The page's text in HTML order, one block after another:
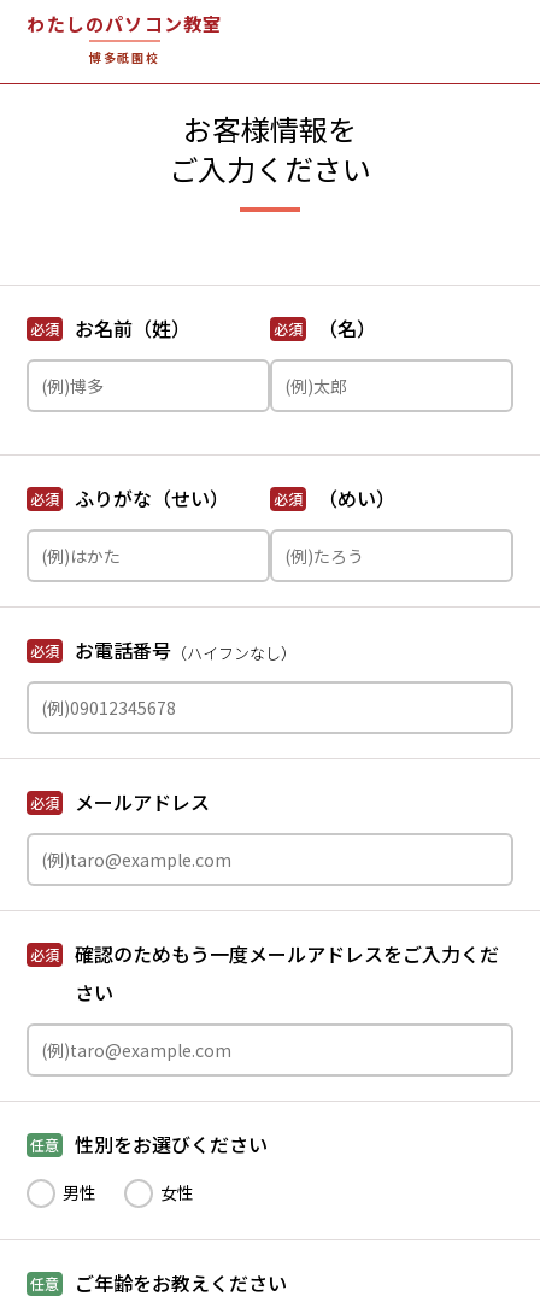
わたしのパソコン教室
博多祇園校
お客様情報を
ご入力ください
お名前（姓）
必須 （名）
必須
ふりがな（せい）
必須 （めい）
必須
お電話番号
必須 （ハイフンなし）
メールアドレス
必須
確認のためもう一度メールアドレスをご入力くだ
さい
必須
任意 性別をお選びください
男性 女性
任意 ご年齢をお教えください